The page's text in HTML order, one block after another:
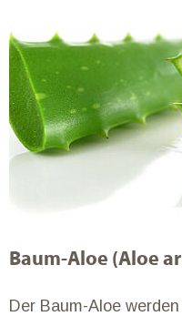
Baum-Aloe (Aloe
Der Baum-Aloe